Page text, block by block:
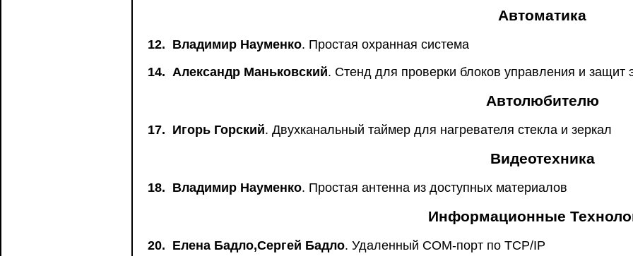
Автоматика
12. Владимир Науменко. Простая охранная система
14. Александр Маньковский. Стенд для проверки блоков управления и защит
Автолюбителю
17. Игорь Горский. Двухканальный таймер для нагревателя стекла и зеркал
Видеотехника
18. Владимир Науменко. Простая антенна из доступных материалов
Информационные
20. Елена Бадло,Сергей Бадло. Удаленный COM-порт по TCP/IP